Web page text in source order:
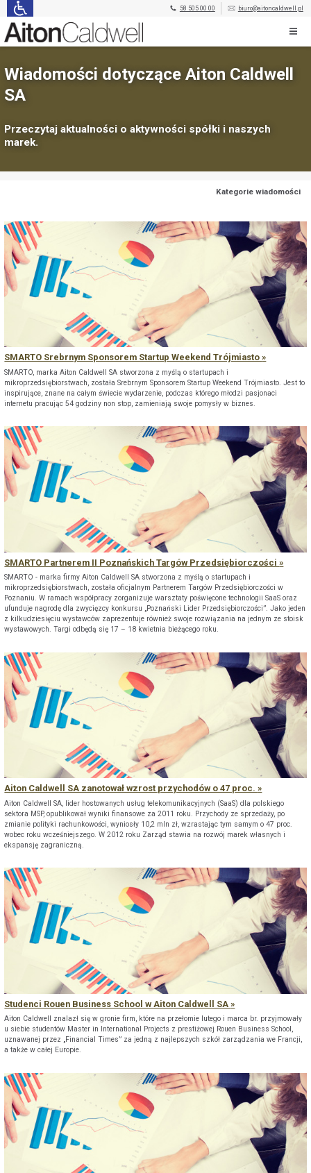
58 505 00 00 biuro@aitoncaldwell.pl
Wiadomości dotyczące Aiton Caldwell
SA
Przeczytaj aktualności o aktywności spółki i naszych
marek.
Kategorie wiadomości
SMARTO Srebrnym Sponsorem Startup Weekend Trójmiasto
SMARTO, marka Aiton Caldwell SA stworzona z myślą o startupach i
mikroprzedsiębiorstwach, została Srebrnym Sponsorem Startup Weekend Trójmiasto. Jest to
inspirujące, znane na całym świecie wydarzenie, podczas którego młodzi pasjonaci
internetu pracując 54 godziny non stop, zamieniają swoje pomysły w biznes.
SMARTO Partnerem II Poznańskich Targów Przedsiębiorczości
SMARTO - marka firmy Aiton Caldwell SA stworzona z myślą o startupach i
mikroprzedsiębiorstwach, została oficjalnym Partnerem Targów Przedsiębiorczości w
Poznaniu. W ramach współpracy zorganizuje warsztaty poświęcone technologii SaaS oraz
ufunduje nagrodę dla zwycięzcy konkursu „Poznański Lider Przedsiębiorczości”. Jako jeden
z kilkudziesięciu wystawców zaprezentuje również swoje rozwiązania na jednym ze stoisk
wystawowych. Targi odbędą się 17 – 18 kwietnia bieżącego roku.
Aiton Caldwell SA zanotował wzrost przychodów o 47 proc.
Aiton Caldwell SA, lider hostowanych usług telekomunikacyjnych (SaaS) dla polskiego
sektora MSP, opublikował wyniki finansowe za 2011 roku. Przychody ze sprzedaży, po
zmianie polityki rachunkowości, wyniosły 10,2 mln zł, wzrastając tym samym o 47 proc.
wobec roku wcześniejszego. W 2012 roku Zarząd stawia na rozwój marek własnych i
ekspansję zagraniczną.
Studenci Rouen Business School w Aiton Caldwell SA
Aiton Caldwell znalazł się w gronie firm, które na przełomie lutego i marca br. przyjmowały
u siebie studentów Master in International Projects z prestiżowej Rouen Business School,
uznawanej przez „Financial Times” za jedną z najlepszych szkół zarządzania we Francji,
a także w całej Europie.